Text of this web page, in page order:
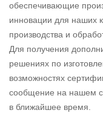
обеспечивающие
инновации для наших
производства и
Для получения
решениях по
возможностях
сообщение на нашем
в ближайшее время.